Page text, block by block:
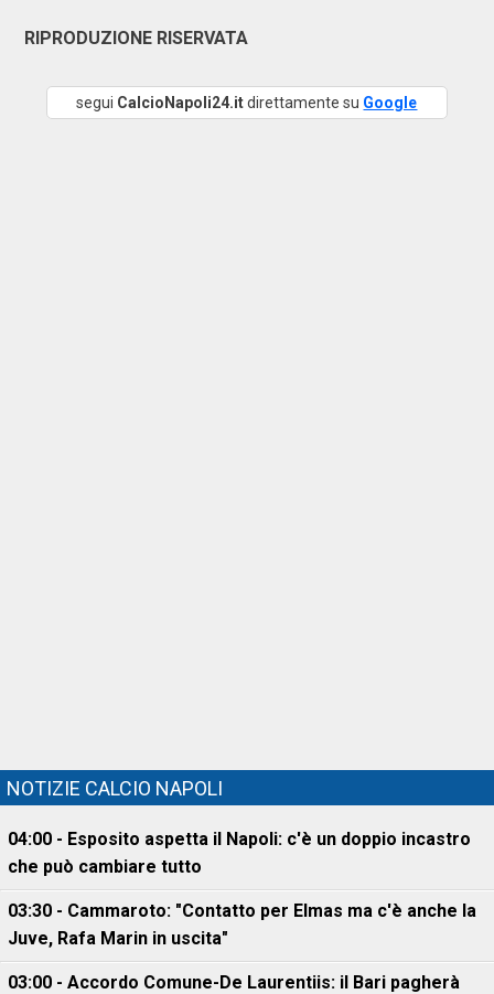
RIPRODUZIONE RISERVATA
segui CalcioNapoli24.itdirettamente su Google
NOTIZIE CALCIO NAPOLI
04:00 - Esposito aspetta il Napoli: c'è un doppio incastro
che può cambiare tutto
03:30 - Cammaroto: "Contatto per Elmas ma c'è anche la
Juve, Rafa Marin in uscita"
03:00 - Accordo Comune-De Laurentiis: il Bari pagherà